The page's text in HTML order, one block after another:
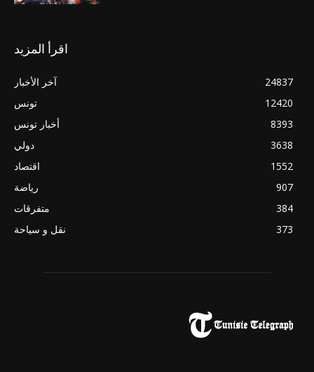
اقرأ المزيد
آخر الأخبار
24837
تونس
12420
أخبار تونس
8393
دولي
3638
اقتصاد
1552
رياضة
907
متفرقات
384
نقل و سياحة
373